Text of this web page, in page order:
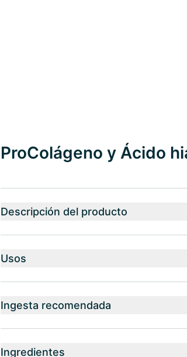
ProColágeno y Ácido
Descripción del producto
Usos
Ingesta recomendada
Ingredientes